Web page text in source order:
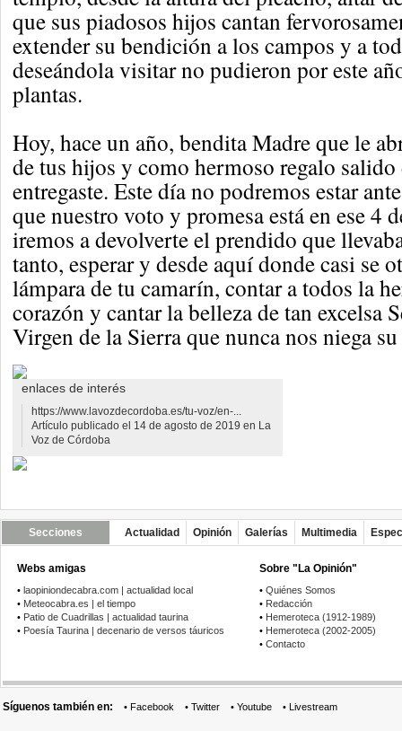
que sus piadosos hijos cantan
extender su bendición a los campos y a
deseándola visitar no pudieron por este
plantas.
Hoy, hace un año, bendita Madre que le
de tus hijos y como hermoso regalo
entregaste. Este día no podremos estar
que nuestro voto y promesa está en ese 4
iremos a devolverte el prendido que
tanto, esperar y desde aquí donde casi se
lámpara de tu camarín, contar a todos la
corazón y cantar la belleza de tan excelsa
Virgen de la Sierra que nunca nos niega
enlaces de interés
https://www.lavozdecordoba.es/tu-voz/en-...
Artículo publicado el 14 de agosto de 2019 en La
Voz de Córdoba
Secciones Actualidad Opinión Galerías Multimedia
Webs amigas
• laopiniondecabra.com | actualidad local
• Meteocabra.es | el tiempo
• Patio de Cuadrillas | actualidad taurina
• Poesía Taurina | decenario de versos táuricos
Sobre "La Opinión"
• Quiénes Somos
• Redacción
• Hemeroteca (1912-1989)
• Hemeroteca (2002-2005)
• Contacto
Síguenos también en: • Facebook • Twitter • Youtube • Livestream